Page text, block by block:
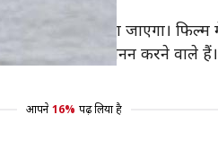
निभाते हुए देखा जाएगा।
राजा कृष्ण मेनन करने
आपने 16% पढ़ लिया है